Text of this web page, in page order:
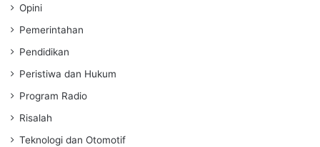
Opini
Pemerintahan
Pendidikan
Peristiwa dan Hukum
Program Radio
Risalah
Teknologi dan Otomotif